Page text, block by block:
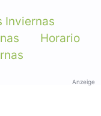
Inviernas
Horario
Anzeige